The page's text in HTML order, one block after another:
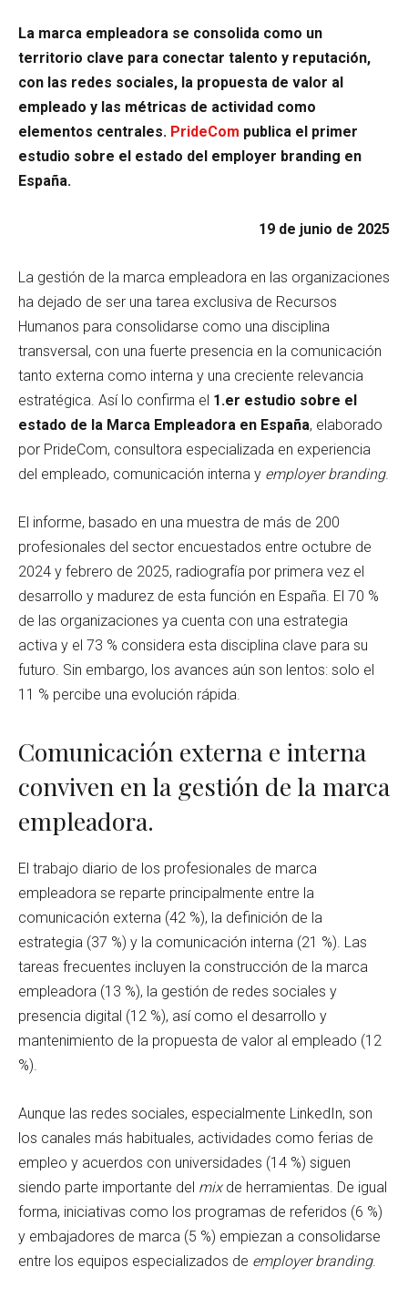
La marca empleadora se consolida como un
territorio clave para conectar talento y reputación,
con las redes sociales, la propuesta de valor al
empleado y las métricas de actividad como
elementos centrales. PrideCom publica el primer
estudio sobre el estado del employer branding en
España.
19 de junio de 2025
La gestión de la marca empleadora en las organizaciones
ha dejado de ser una tarea exclusiva de Recursos
Humanos para consolidarse como una disciplina
transversal, con una fuerte presencia en la comunicación
tanto externa como interna y una creciente relevancia
estratégica. Así lo confirma el 1.er estudio sobre el
estado de la Marca Empleadora en España, elaborado
por PrideCom, consultora especializada en experiencia
del empleado, comunicación interna y employer branding.
El informe, basado en una muestra de más de 200
profesionales del sector encuestados entre octubre de
2024 y febrero de 2025, radiografía por primera vez el
desarrollo y madurez de esta función en España. El 70 %
de las organizaciones ya cuenta con una estrategia
activa y el 73 % considera esta disciplina clave para su
futuro. Sin embargo, los avances aún son lentos: solo el
11 % percibe una evolución rápida.
Comunicación externa e interna
conviven en la gestión de la marca
empleadora.
El trabajo diario de los profesionales de marca
empleadora se reparte principalmente entre la
comunicación externa (42 %), la definición de la
estrategia (37 %) y la comunicación interna (21 %). Las
tareas frecuentes incluyen la construcción de la marca
empleadora (13 %), la gestión de redes sociales y
presencia digital (12 %), así como el desarrollo y
mantenimiento de la propuesta de valor al empleado (12
%).
Aunque las redes sociales, especialmente LinkedIn, son
los canales más habituales, actividades como ferias de
empleo y acuerdos con universidades (14 %) siguen
siendo parte importante del mixde herramientas. De igual
forma, iniciativas como los programas de referidos (6 %)
y embajadores de marca (5 %) empiezan a consolidarse
entre los equipos especializados de employer branding.